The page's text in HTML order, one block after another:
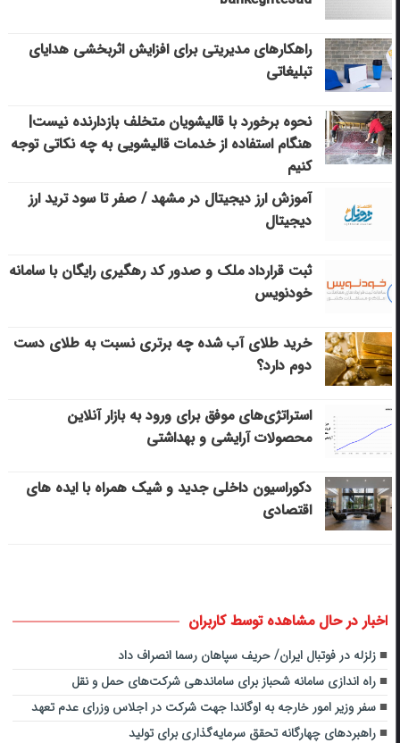
راهکارهای مدیریتی برای افزایش اثربخشی هدایای
تبلیغاتی
نحوه برخورد با قالیشویان متخلف بازدارنده نیست|
هنگام استفاده از خدمات قالیشویی به چه نکاتی توجه
کنیم
آموزش ارز دیجیتال در مشهد / صفر تا سود ترید ارز
دیجیتال
ثبت قرارداد ملک و صدور کد رهگیری رایگان با سامانه
خودنویس
خرید طلای آب شده چه برتری نسبت به طلای دست
دوم دارد؟
استراتژی‌های موفق برای ورود به بازار آنلاین
محصولات آرایشی و بهداشتی
دکوراسیون داخلی جدید و شیک همراه با ایده های
اقتصادی
اخبار در حال مشاهده توسط کاربران
زلزله در فوتبال ایران/ حریف سپاهان رسما انصراف داد
راه اندازی سامانه شحباز برای ساماندهی شرکت‌های حمل و نقل
سفر وزیر امور خارجه به اوگاندا جهت شرکت در اجلاس وزرای عدم تعهد
راهبردهای چهارگانه تحقق سرمایه‌گذاری برای تولید